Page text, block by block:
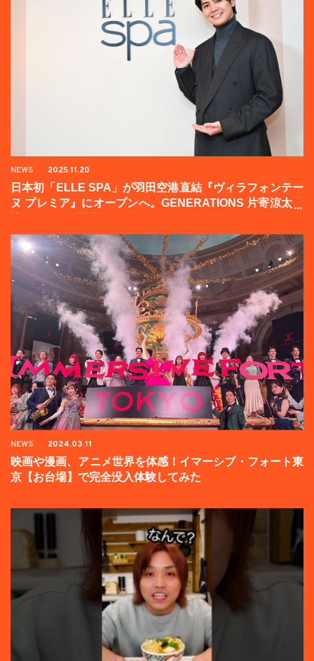
NEWS 2025.11.20
日本初「ELLE SPA」が羽田空港直結『ヴィラフォンテー
ヌ プレミア』にオープンへ。GENERATIONS 片寄涼太登
NEWS 2024.03.11
映画や漫画、アニメ世界を体感！イマーシブ・フォート東
京【お台場】で完全没入体験してみた